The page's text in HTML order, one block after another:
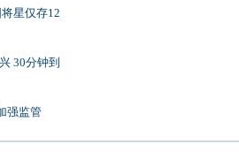
星仅存12
30分钟到
强监管